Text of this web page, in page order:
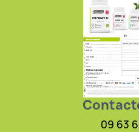
09 63